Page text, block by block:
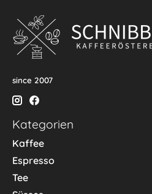
since 2007
Kategorien
Kaffee
Espresso
Tee